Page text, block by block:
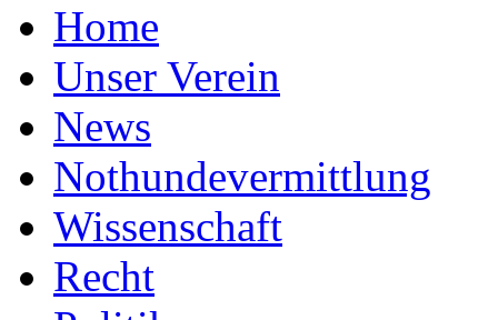
Home
Unser Verein
News
Nothundevermittlung
Wissenschaft
Recht